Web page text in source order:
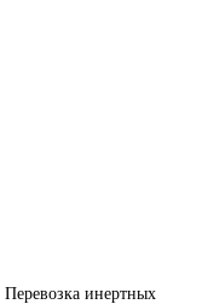
Перевозка инертных